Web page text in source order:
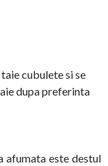
cubulete si se
dupa preferinta
afumata este destul